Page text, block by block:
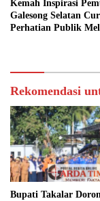
Kemah Inspirasi
Galesong Selatan
Perhatian Publik
Rekomendasi
Bupati Takalar